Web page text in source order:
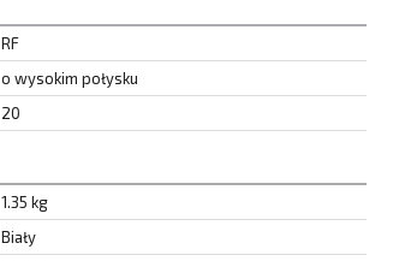
RF
o wysokim połysku
20
1.35 kg
Biały